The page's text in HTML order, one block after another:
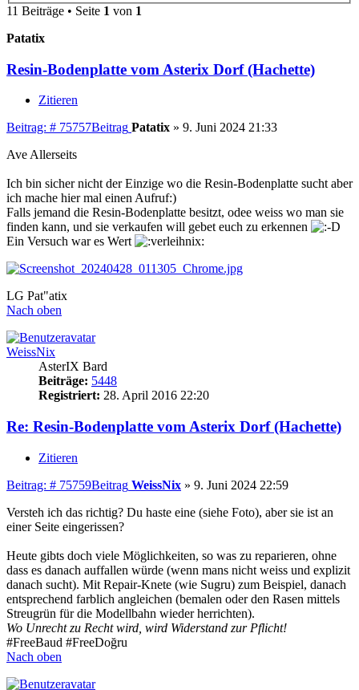
11 Beiträge • Seite 1 von 1
Patatix
Resin-Bodenplatte vom Asterix Dorf (Hachette)
Zitieren
Beitrag: # 75757Beitrag Patatix » 9. Juni 2024 21:33
Ave Allerseits
Ich bin sicher nicht der Einzige wo die Resin-Bodenplatte sucht aber
ich mache hier mal einen Aufruf:)
Falls jemand die Resin-Bodenplatte besitzt, odee weiss wo man sie
finden kann, und sie verkaufen will gebet euch zu erkennen
Ein Versuch war es Wert
LG Pat"atix
Nach oben
WeissNix
AsterIX Bard
Beiträge: 5448
Registriert: 28. April 2016 22:20
Re: Resin-Bodenplatte vom Asterix Dorf (Hachette)
Zitieren
Beitrag: # 75759Beitrag WeissNix » 9. Juni 2024 22:59
Versteh ich das richtig? Du haste eine (siehe Foto), aber sie ist an
einer Seite eingerissen?
Heute gibts doch viele Möglichkeiten, so was zu reparieren, ohne
dass es danach auffallen würde (wenn mans nicht weiss und explizit
danach sucht). Mit Repair-Knete (wie Sugru) zum Beispiel, danach
entsprechend farblich angleichen (bemalen oder den Rasen mittels
Streugrün für die Modellbahn wieder herrichten).
Wo Unrecht zu Recht wird, wird Widerstand zur Pflicht!
#FreeBaud #FreeDoğru
Nach oben